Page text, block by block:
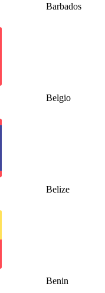
Barbados
Belgio
Belize
Benin